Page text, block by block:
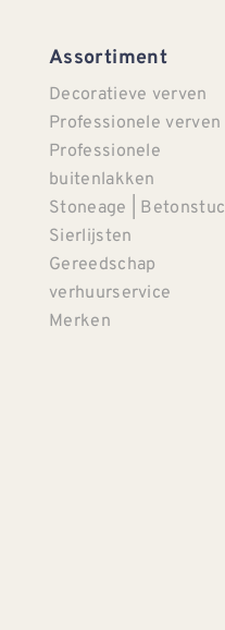
Assortiment
Decoratieve verven
Professionele verven
Professionele
buitenlakken
Stoneage | Betonstuc
Sierlijsten
Gereedschap
verhuurservice
Merken